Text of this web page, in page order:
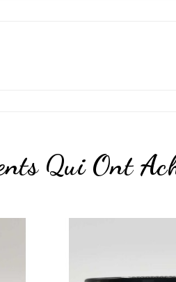
Qui Ont